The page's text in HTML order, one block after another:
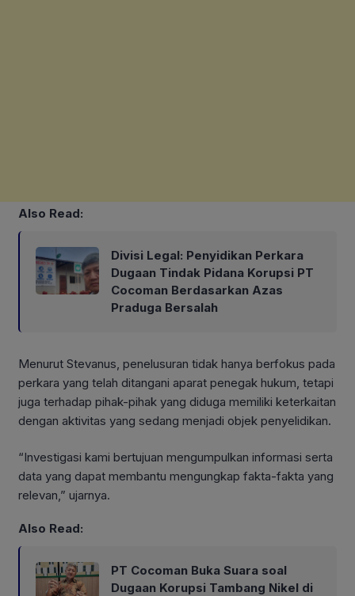
Also Read:
Divisi Legal: Penyidikan Perkara
Dugaan Tindak Pidana Korupsi PT
Cocoman Berdasarkan Azas
Praduga Bersalah
Menurut Stevanus, penelusuran tidak hanya berfokus pada
perkara yang telah ditangani aparat penegak hukum, tetapi
juga terhadap pihak-pihak yang diduga memiliki keterkaitan
dengan aktivitas yang sedang menjadi objek penyelidikan.
“Investigasi kami bertujuan mengumpulkan informasi serta
data yang dapat membantu mengungkap fakta-fakta yang
relevan,” ujarnya.
Also Read:
PT Cocoman Buka Suara soal
Dugaan Korupsi Tambang Nikel di